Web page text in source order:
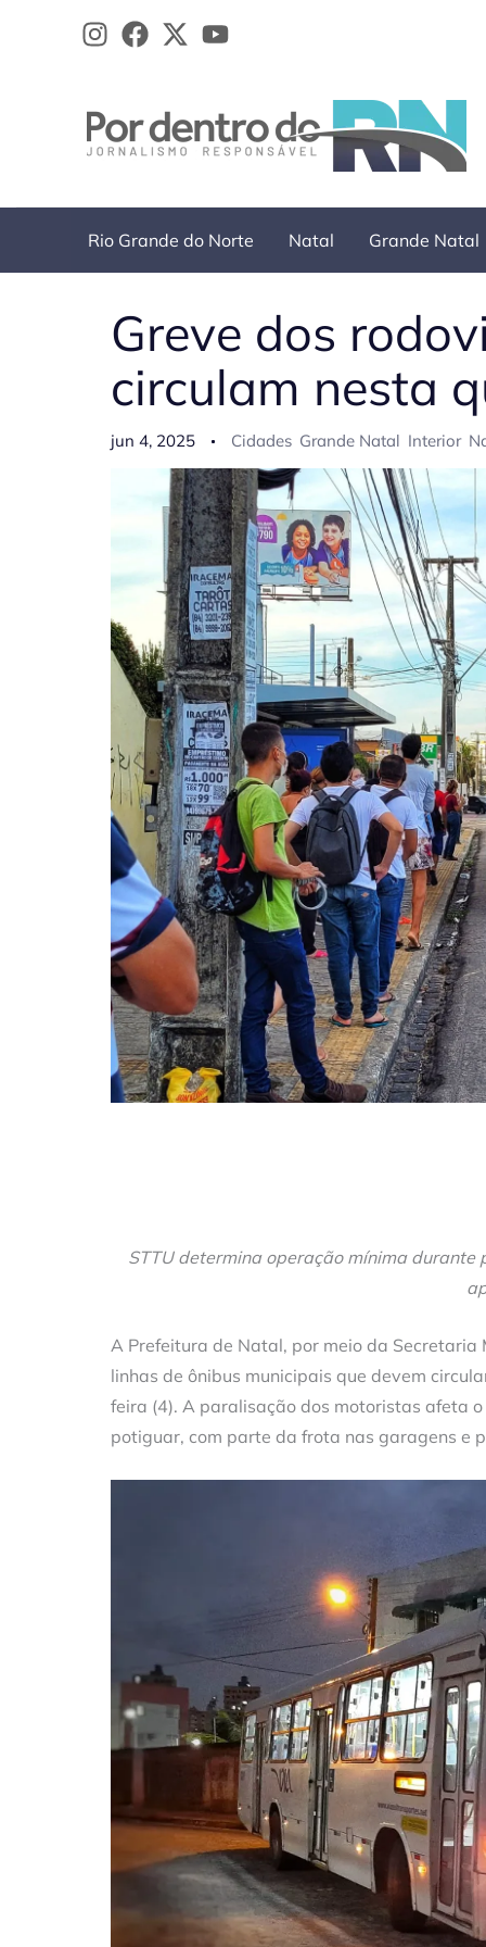
Rio Grande do Norte Natal Grande Natal
Greve dos
circulam nesta
jun 4, 2025 Cidades Grande Natal Interior
STTU determina operação mínima
A Prefeitura de Natal, por meio da
linhas de ônibus municipais que devem
feira (4). A paralisação dos motoristas afeta
potiguar, com parte da frota nas garagens e